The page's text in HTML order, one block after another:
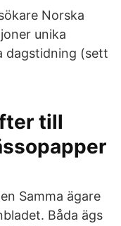
Norska
unika
dagstidning (sett
till
Samma ägare
Båda ägs